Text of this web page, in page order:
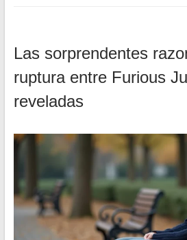
Las sorprendentes
ruptura entre Furious
reveladas